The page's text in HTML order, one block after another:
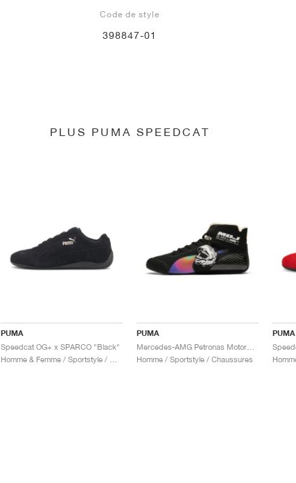
Code de style
398847-01
PLUS PUMA SPEEDCAT
PUMA
Speedcat OG+ x SPARCO "Black"
PUMA
Homme / Sportstyle / Chaussures
PUMA